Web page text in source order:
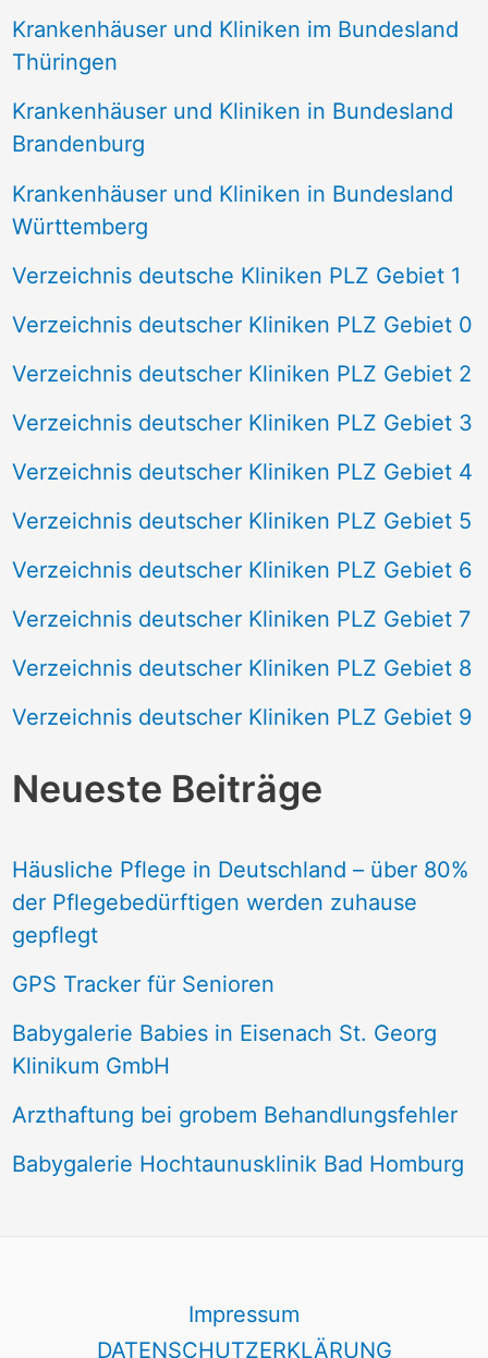
Krankenhäuser und Kliniken im Bundesland
Thüringen
Krankenhäuser und Kliniken in Bundesland
Brandenburg
Krankenhäuser und Kliniken in Bundesland
Württemberg
Verzeichnis deutsche Kliniken PLZ Gebiet 1
Verzeichnis deutscher Kliniken PLZ Gebiet 0
Verzeichnis deutscher Kliniken PLZ Gebiet 2
Verzeichnis deutscher Kliniken PLZ Gebiet 3
Verzeichnis deutscher Kliniken PLZ Gebiet 4
Verzeichnis deutscher Kliniken PLZ Gebiet 5
Verzeichnis deutscher Kliniken PLZ Gebiet 6
Verzeichnis deutscher Kliniken PLZ Gebiet 7
Verzeichnis deutscher Kliniken PLZ Gebiet 8
Verzeichnis deutscher Kliniken PLZ Gebiet 9
Neueste Beiträge
Häusliche Pflege in Deutschland – über 80%
der Pflegebedürftigen werden zuhause
gepflegt
GPS Tracker für Senioren
Babygalerie Babies in Eisenach St. Georg
Klinikum GmbH
Arzthaftung bei grobem Behandlungsfehler
Babygalerie Hochtaunusklinik Bad Homburg
Impressum
DATENSCHUTZERKLÄRUNG